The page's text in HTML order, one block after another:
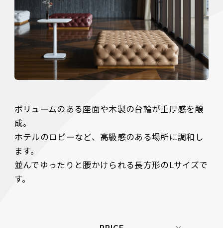
ボリュームのある座面や木製の台輪が重厚感を醸
成。
ホテルのロビーなど、高級感のある場所に調和し
ます。
並んでゆったりと腰かけられる長方形のLサイズで
す。